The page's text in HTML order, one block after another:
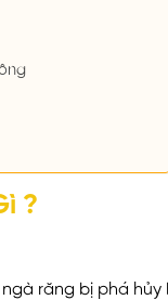
?
răng bị phá